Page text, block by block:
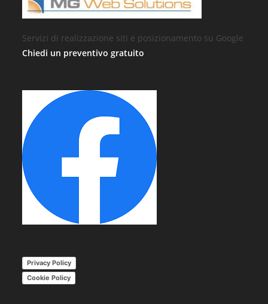
Servizi di realizzazione siti e posizionamento su Google
Chiedi un preventivo gratuito
Privacy Policy
Cookie Policy